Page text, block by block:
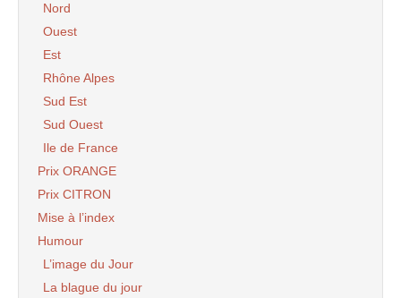
Nord
Ouest
Est
Rhône Alpes
Sud Est
Sud Ouest
Ile de France
Prix ORANGE
Prix CITRON
Mise à l’index
Humour
L’image du Jour
La blague du jour